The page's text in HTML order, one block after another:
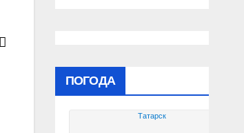
ПОГОДА
Татарск